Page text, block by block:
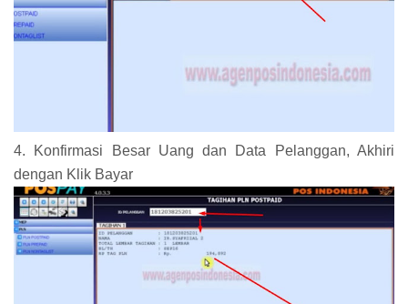
4. Konfirmasi Besar Uang dan Data Pelanggan, Akhiri
dengan Klik Bayar